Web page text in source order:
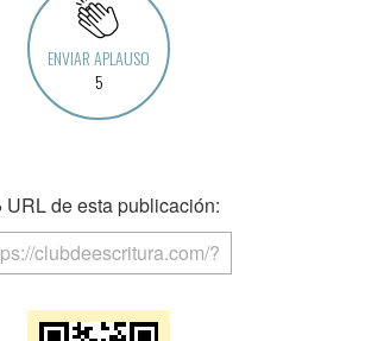
ENVIAR APLAUSO
5
URL de esta publicación: